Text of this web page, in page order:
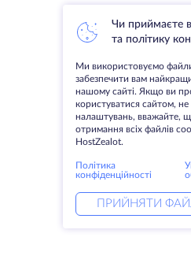
Чи приймаєте
та політику
Ми використовуємо
забезпечити вам
нашому сайті. Якщо ви
користуватися сайтом,
налаштувань, вважайте,
отримання всіх файлів
HostZealot.
Політика
конфіденційності
ПРИЙНЯТИ